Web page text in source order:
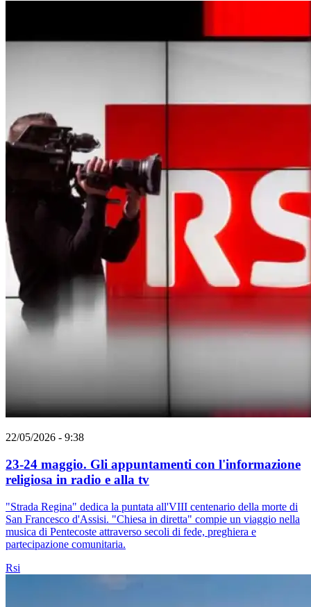
22/05/2026 - 9:38
23-24 maggio. Gli appuntamenti con l'informazione
religiosa in radio e alla tv
"Strada Regina" dedica la puntata all'VIII centenario della morte di
San Francesco d'Assisi. "Chiesa in diretta" compie un viaggio nella
musica di Pentecoste attraverso secoli di fede, preghiera e
partecipazione comunitaria.
Rsi